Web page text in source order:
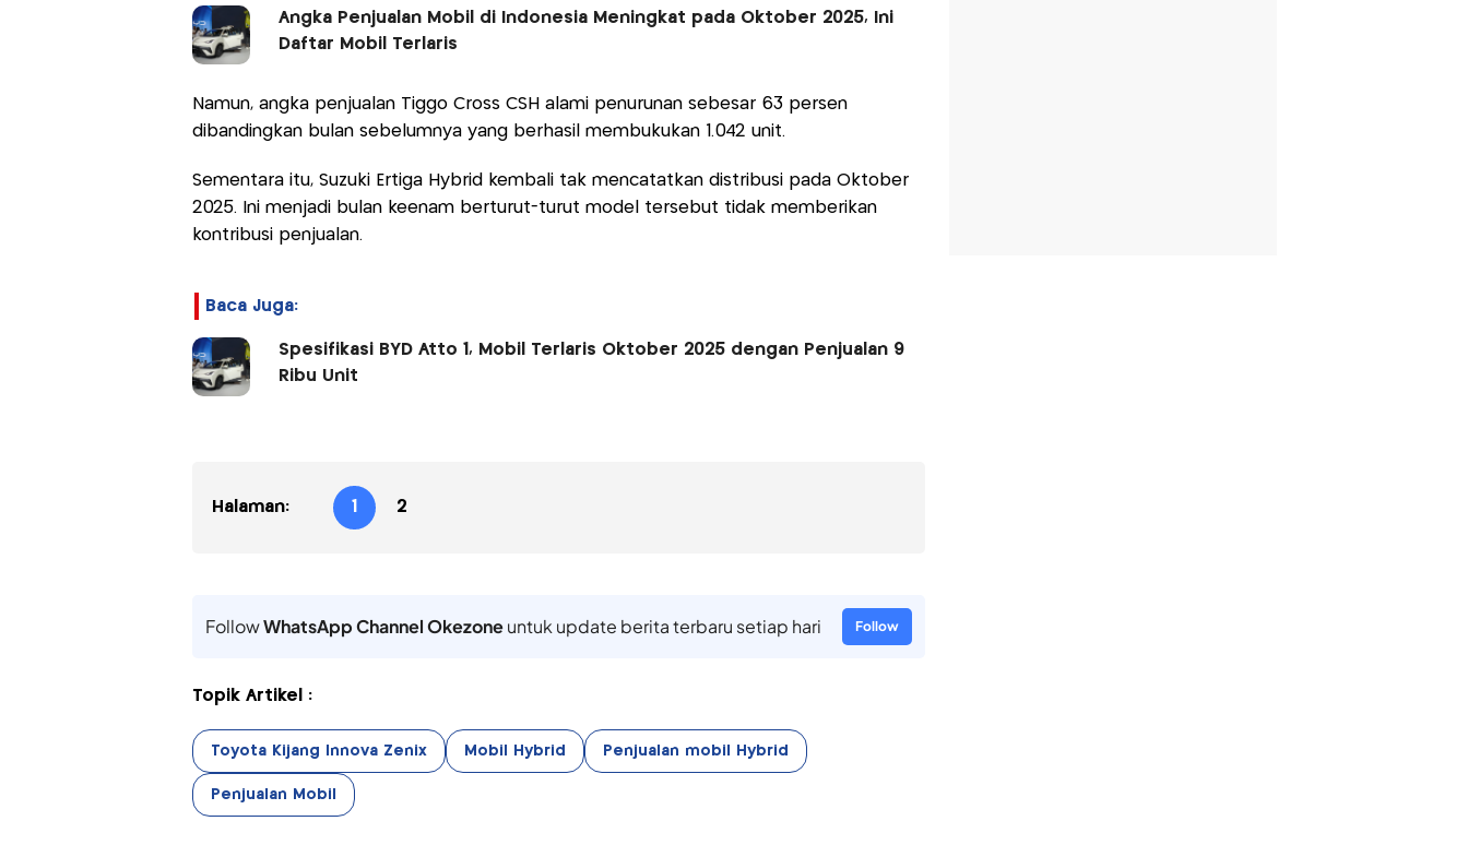
Angka Penjualan Mobil di Indonesia Meningkat pada Oktober 2025, Ini
Daftar Mobil Terlaris
Namun, angka penjualan Tiggo Cross CSH alami penurunan sebesar 63 persen
dibandingkan bulan sebelumnya yang berhasil membukukan 1.042 unit.
Sementara itu, Suzuki Ertiga Hybrid kembali tak mencatatkan distribusi pada Oktober
2025. Ini menjadi bulan keenam berturut-turut model tersebut tidak memberikan
kontribusi penjualan.
Baca Juga:
Spesifikasi BYD Atto 1, Mobil Terlaris Oktober 2025 dengan Penjualan 9
Ribu Unit
Halaman: 1 2
FollowWhatsApp Channel Okezoneuntuk update berita terbaru setiap hari Follow
Topik Artikel :
Toyota Kijang Innova Zenix Mobil Hybrid Penjualan mobil Hybrid
Penjualan Mobil